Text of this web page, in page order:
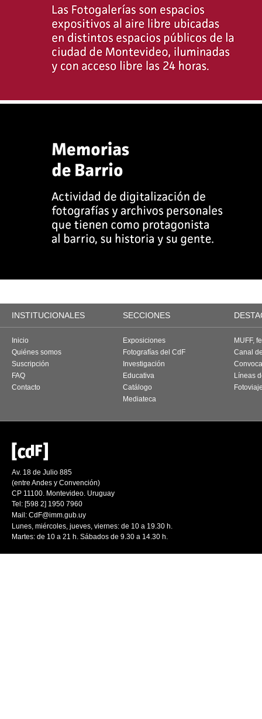
INSTITUCIONALES SECCIONES
Inicio
Quiénes somos
Suscripción
FAQ
Contacto
Exposiciones
Fotografías del CdF
Investigación
Educativa
Catálogo
Mediateca
MUFF,
Canal
Líneas
Av. 18 de Julio 885
(entre Andes y Convención)
CP 11100. Montevideo. Uruguay
Tel: [598 2] 1950 7960
Mail: CdF@imm.gub.uy
Lunes, miércoles, jueves, viernes: de 10 a 19.30 h.
Martes: de 10 a 21 h. Sábados de 9.30 a 14.30 h.